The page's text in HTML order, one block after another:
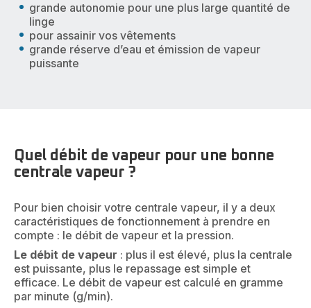
grande autonomie pour une plus large quantité de
linge
pour assainir vos vêtements
grande réserve d’eau et émission de vapeur
puissante
Quel débit de vapeur pour une bonne
centrale vapeur ?
Pour bien choisir votre centrale vapeur, il y a deux
caractéristiques de fonctionnement à prendre en
compte : le débit de vapeur et la pression.
Le débit de vapeur : plus il est élevé, plus la centrale
est puissante, plus le repassage est simple et
efficace. Le débit de vapeur est calculé en gramme
par minute (g/min).